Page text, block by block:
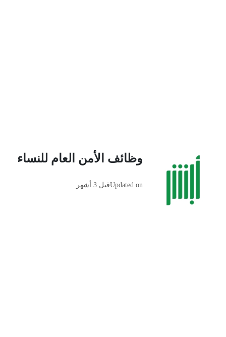
وظائف الأمن العام للنساء
Updated onقبل 3 أشهر